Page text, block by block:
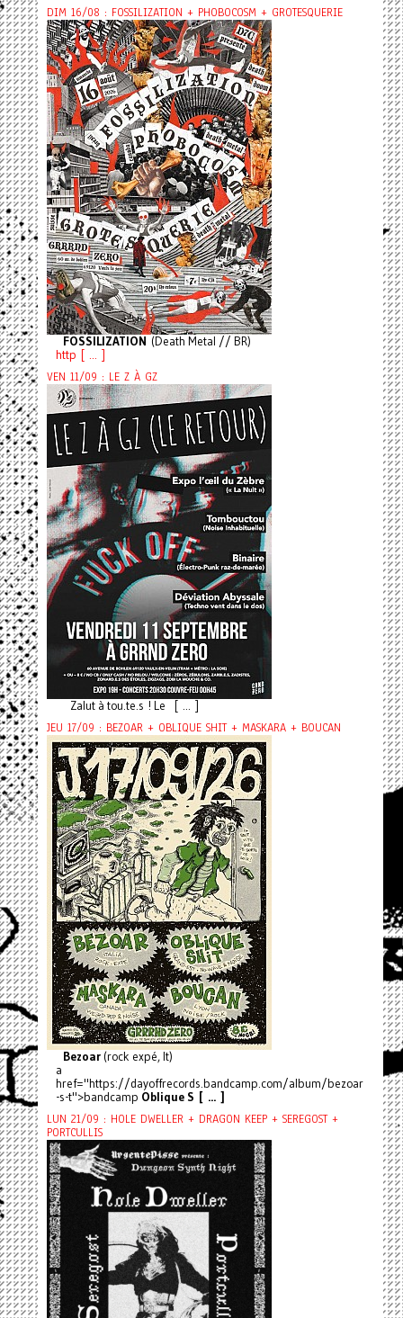
DIM 16/08 : FOSSILIZATION + PHOBOCOSM + GROTESQUERIE
FOSSILIZATION (Death Metal // BR)
http [ ... ]
VEN 11/09 : LE Z À GZ
Zalut à tou.te.s ! Le [ ... ]
JEU 17/09 : BEZOAR + OBLIQUE SHIT + MASKARA + BOUCAN
Bezoar(rock expé, It)
a
href="https://dayoffrecords.bandcamp.com/album/bezoar
-s-t">bandcamp Oblique S [ ... ]
LUN 21/09 : HOLE DWELLER + DRAGON KEEP + SEREGOST +
PORTCULLIS